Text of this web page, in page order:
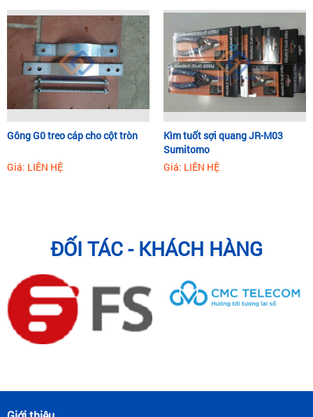
Gông G0 treo cáp cho cột tròn
Giá: LIÊN HỆ
Kìm tuốt sợi quang JR-M03
Sumitomo
Giá: LIÊN HỆ
ĐỐI TÁC - KHÁCH HÀNG